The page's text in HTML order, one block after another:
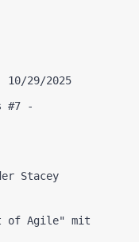
29/2025
#7 -
Stacey
of Agile" mit